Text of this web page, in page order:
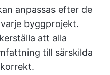
anpassas efter de
byggprojekt.
att alla
till särskilda